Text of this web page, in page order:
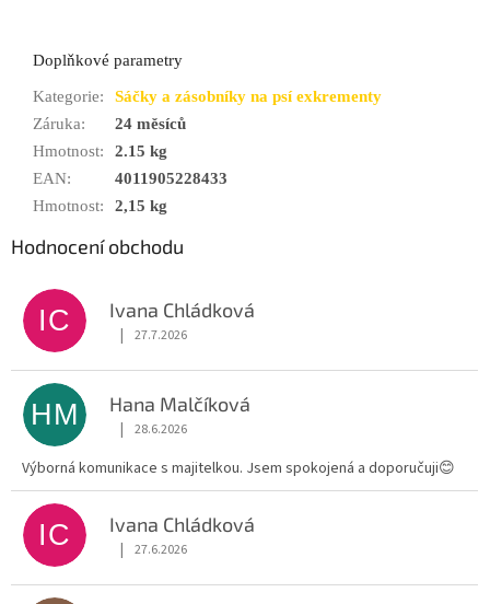
Doplňkové parametry
Kategorie:
Sáčky a zásobníky na psí exkrementy
Záruka:
24 měsíců
Hmotnost:
2.15 kg
EAN:
4011905228433
Hmotnost: 2,15 kg
Hodnocení obchodu
IC Ivana Chládková
Hodnocení obchodu je 5 z 5 hvězdiček.
| 27.7.2026
HM Hana Malčíková
Hodnocení obchodu je 5 z 5 hvězdiček.
| 28.6.2026
Výborná komunikace s majitelkou. Jsem spokojená a doporučuji😊
IC Ivana Chládková
Hodnocení obchodu je 5 z 5 hvězdiček.
| 27.6.2026